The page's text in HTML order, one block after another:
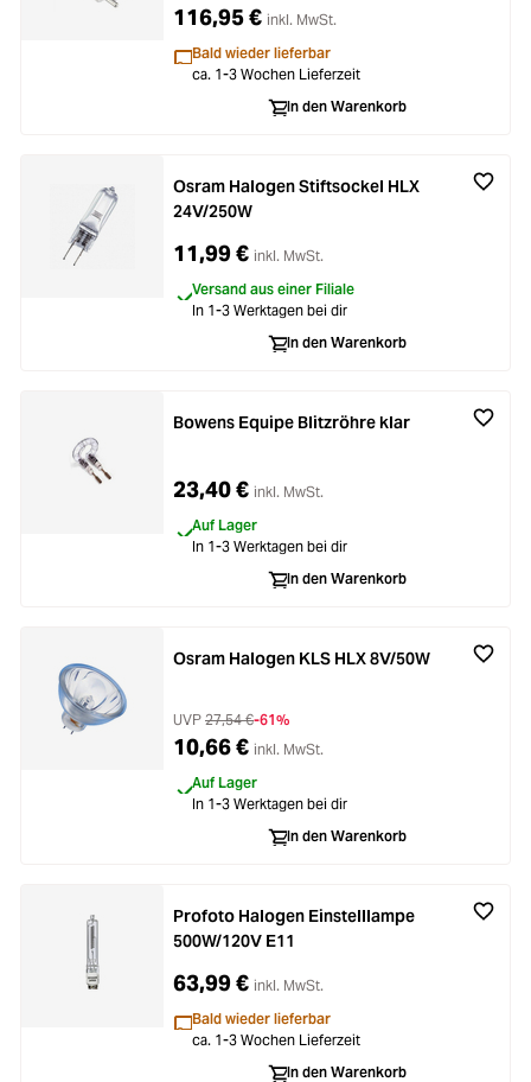
116,95 € inkl. MwSt.
Bald wieder lieferbar
ca. 1-3 Wochen Lieferzeit
In den Warenkorb
Osram Halogen Stiftsockel HLX
24V/250W
11,99 € inkl. MwSt.
Versand aus einer Filiale
In 1-3 Werktagen bei dir
In den Warenkorb
Bowens Equipe Blitzröhre klar
23,40 € inkl. MwSt.
Auf Lager
In 1-3 Werktagen bei dir
In den Warenkorb
Osram Halogen KLS HLX 8V/50W
UVP 27,54 €-61%
10,66 € inkl. MwSt.
Auf Lager
In 1-3 Werktagen bei dir
In den Warenkorb
Profoto Halogen Einstelllampe
500W/120V E11
63,99 € inkl. MwSt.
Bald wieder lieferbar
ca. 1-3 Wochen Lieferzeit
In den Warenkorb